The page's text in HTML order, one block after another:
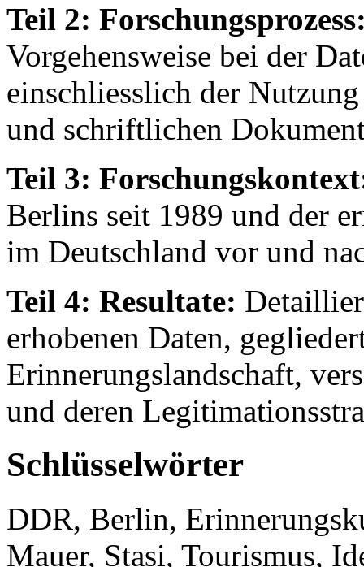
Teil 2:
Vorgehensweise bei der
einschliesslich der
und schriftlichen
Teil 3:
Berlins seit 1989 und der
im Deutschland vor und
Teil 4: Resultate:
erhobenen Daten,
Erinnerungslandschaft,
und deren
Schlüsselwörter
DDR, Berlin,
Mauer, Stasi, Tourismus,